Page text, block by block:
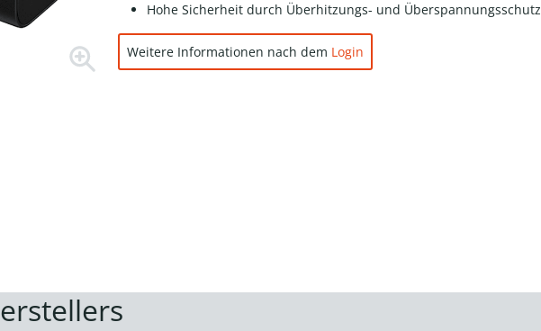
Hohe Sicherheit durch Überhitzungs- und Überspannungsschutz
Weitere Informationen nach dem Login